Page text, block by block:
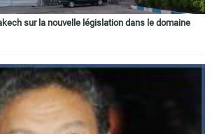
sur la nouvelle législation dans le domaine